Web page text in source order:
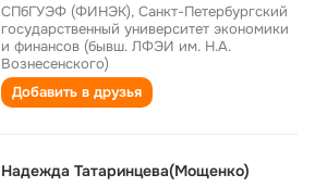
СПбГУЭФ (ФИНЭК), Санкт-Петербургский
государственный университет экономики
и финансов (бывш. ЛФЭИ им. Н.А.
Вознесенского)
Добавить в друзья
Надежда Татаринцева(Мощенко)